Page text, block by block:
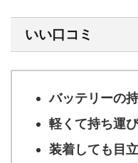
いい口コミ
バッテリーの
軽くて持ち運び
装着しても目立